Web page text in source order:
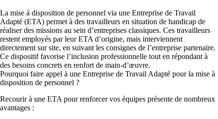
La mise à disposition de personnel via une Entreprise de Travail
Adapté (ETA) permet à des travailleurs en situation de handicap de
réaliser des missions au sein d’entreprises classiques. Ces travailleurs
restent employés par leur ETA d’origine, mais interviennent
directement sur site, en suivant les consignes de l’entreprise partenaire.
Ce dispositif favorise l’inclusion professionnelle tout en répondant à
des besoins concrets en renfort de main-d’œuvre.
Pourquoi faire appel à une Entreprise de Travail Adapté pour la mise à
disposition de personnel ?
Recourir à une ETA pour renforcer vos équipes présente de nombreux
avantages :